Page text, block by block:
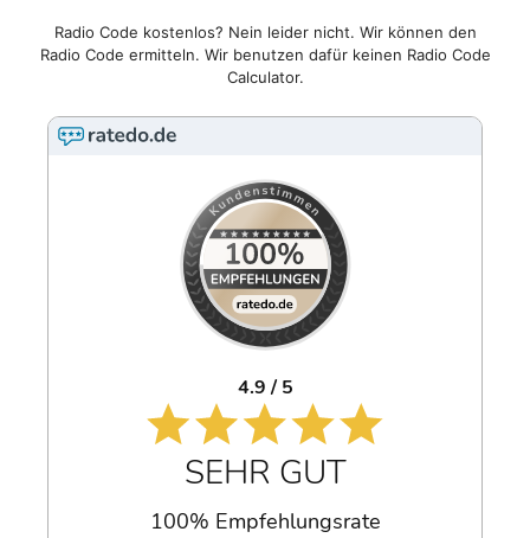
Radio Code kostenlos? Nein leider nicht. Wir können den
Radio Code ermitteln. Wir benutzen dafür keinen Radio Code
Calculator.
4.9 / 5
SEHR GUT
100% Empfehlungsrate